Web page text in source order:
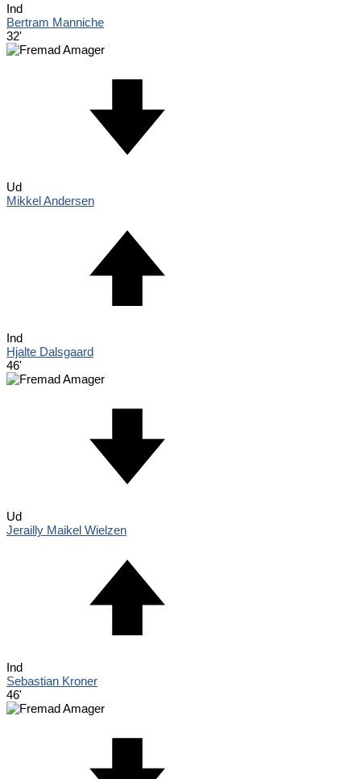
Ind
Bertram Manniche
32'
Ud
Mikkel Andersen
Ind
Hjalte Dalsgaard
46'
Ud
Jerailly Maikel Wielzen
Ind
Sebastian Kroner
46'